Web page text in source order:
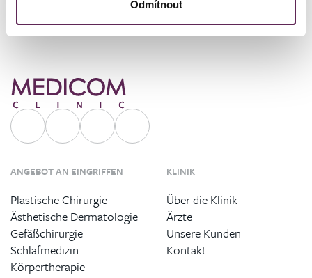
Odmítnout
ANGEBOT AN EINGRIFFEN
Plastische Chirurgie
Ästhetische Dermatologie
Gefäßchirurgie
Schlafmedizin
Körpertherapie
KLINIK
Über die Klinik
Ärzte
Unsere Kunden
Kontakt